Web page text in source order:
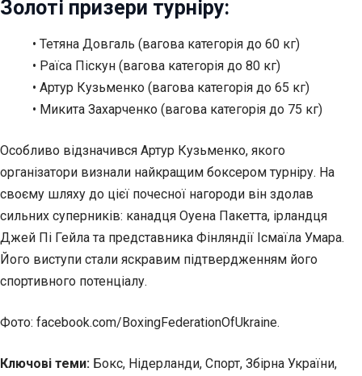
Золоті призери турніру:
• Тетяна Довгаль (вагова категорія до 60 кг)
• Раїса Піскун (вагова категорія до 80 кг)
• Артур Кузьменко (вагова категорія до 65 кг)
• Микита Захарченко (вагова категорія до 75 кг)
Особливо відзначився Артур Кузьменко, якого
організатори визнали найкращим боксером турніру. На
своєму шляху до цієї почесної нагороди він здолав
сильних суперників: канадця Оуена Пакетта, ірландця
Джей Пі Гейла та представника Фінляндії Ісмаїла Умара.
Його виступи стали яскравим підтвердженням його
спортивного потенціалу.
Фото: facebook.com/BoxingFederationOfUkraine.
Ключові теми: Бокс, Нідерланди, Спорт, Збірна України,